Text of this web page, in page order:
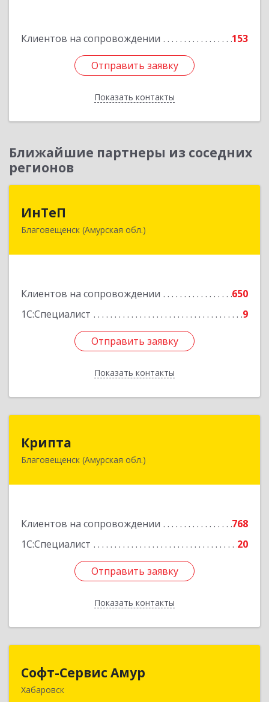
Клиентов на сопровождении 153
Отправить заявку
Показать контакты
Отправить заявку
Назад
Ближайшие партнеры из соседних
регионов
ИнТеП
Благовещенск (Амурская обл.)
Клиентов на сопровождении
650
1С:Специалист
9
Отправить заявку
Показать контакты
675000, Амурская обл, Благовещенск г,
Отправить заявку
Назад
Крипта
Благовещенск (Амурская обл.)
Клиентов на сопровождении
768
1С:Специалист
20
Отправить заявку
Показать контакты
675000, Амурская обл, Благовещенск г,
Отправить заявку
Назад
Софт-Сервис Амур
Хабаровск680000, Хабаровский край, Хабаровск г,